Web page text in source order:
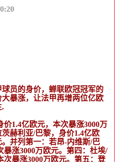
员的身价，蝉联欧冠冠军的
暴涨，让法甲再增两位亿欧
.
1.4亿欧元，本次暴涨3000万
赫利亚/巴黎，身价1.4亿欧
并列第一：若昂-内维斯/巴
暴涨3000万欧元。第四：杜埃/
次暴涨3000万欧元。第五：登